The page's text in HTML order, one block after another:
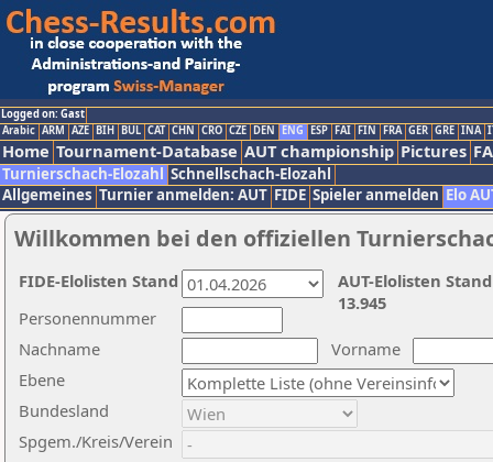
Logged on: Gast
Arabic ARM AZE BIH BUL CAT CHN CRO CZE DEN ENG ESP FAI FIN FRA GER GRE INA
Home Tournament-Database AUT championship Pictures
Turnierschach-Elozahl Schnellschach-Elozahl
Allgemeines Turnier anmelden: AUT FIDE Spieler anmelden Elo
Willkommen bei den offiziellen
Nachname
Vorname
Ebene
Personennummer
Bundesland
Spgem./Kreis/Verein
AUT-Elolisten
13.945
FIDE-Elolisten Stand